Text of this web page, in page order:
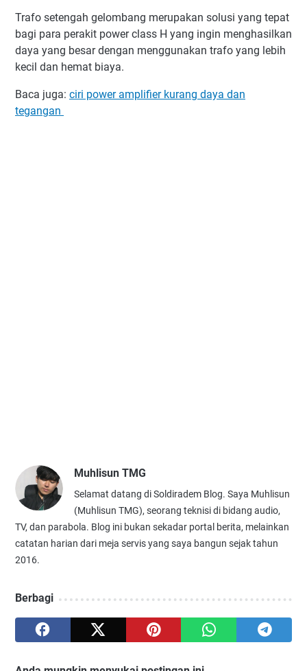
Trafo setengah gelombang merupakan solusi yang tepat
bagi para perakit power class H yang ingin menghasilkan
daya yang besar dengan menggunakan trafo yang lebih
kecil dan hemat biaya.
Baca juga: ciri power amplifier kurang daya dan
tegangan
Muhlisun TMG
Selamat datang di Soldiradem Blog. Saya Muhlisun
(Muhlisun TMG), seorang teknisi di bidang audio,
TV, dan parabola. Blog ini bukan sekadar portal berita, melainkan
catatan harian dari meja servis yang saya bangun sejak tahun
2016.
Berbagi